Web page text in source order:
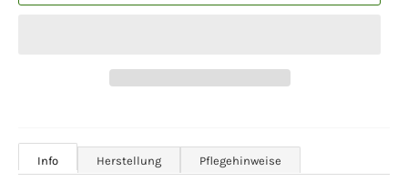
Info Herstellung Pflegehinweise